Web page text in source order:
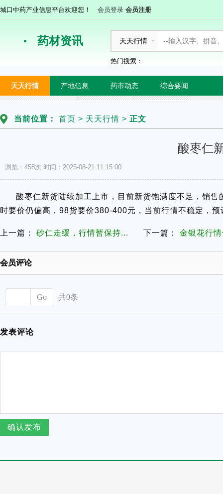
城口中药产业信息平台欢迎您！ 会员登录 会员注册
药材资讯 天天行情
热门搜索：
天天行情 产地信息 药市动态 综合要闻
当前位置： 首页 > 天天行情 > 正文
酸枣仁
浏览：458次 时间：2025-08-21 11:15:00
酸枣仁新货陆续加工上市，目前新货饱满度不足，销
时要价仍偏高，98货要价380-400元，当前行情不稳定，
上一篇： 砂仁走缓，行情暂保持... 下一篇： 金银花行
会员评论
Go 共0条
发表评论